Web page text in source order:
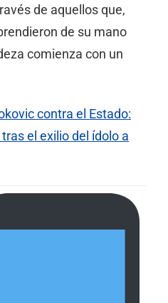
de aquellos que,
de su mano
comienza con un
contra el Estado:
el exilio del ídolo a